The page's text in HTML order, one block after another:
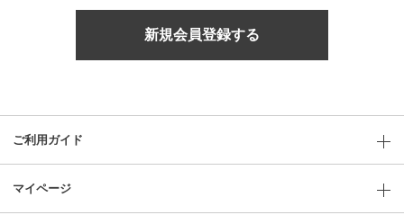
新規会員登録する
ご利用ガイド
マイページ